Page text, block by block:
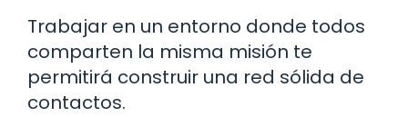
Trabajar en un entorno donde todos
comparten la misma misión te
permitirá construir una red sólida de
contactos.